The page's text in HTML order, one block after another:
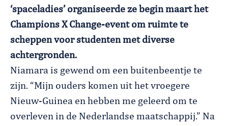
‘spaceladies’ organiseerde ze begin maart het
Champions X Change-event om ruimte te
scheppen voor studenten met diverse
achtergronden.
Niamara is gewend om een buitenbeentje te
zijn. “Mijn ouders komen uit het vroegere
Nieuw-Guinea en hebben me geleerd om te
overleven in de Nederlandse maatschappij.” Na